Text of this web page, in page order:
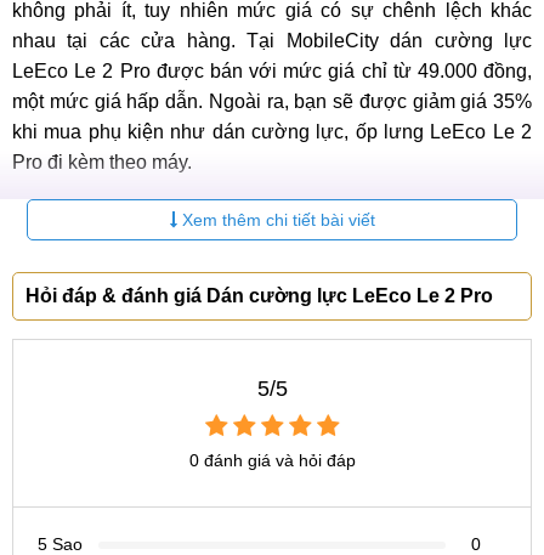
không phải ít, tuy nhiên mức giá có sự chênh lệch khác
nhau tại các cửa hàng. Tại MobileCity dán cường lực
LeEco Le 2 Pro được bán với mức giá chỉ từ 49.000 đồng,
một mức giá hấp dẫn. Ngoài ra, bạn sẽ được giảm giá 35%
khi mua phụ kiện như dán cường lực, ốp lưng LeEco Le 2
Pro đi kèm theo máy.
Hãy liên hệ ngay với chúng tôi hôm nay để mua được sản
phẩm với mức giá hợp lý nhất:
MobileCity địa chỉ mua ốp lưng
LeEco Le 2 Prochính hãng, giá rẻ
tại Hà Nội, TP.HCM
Bạn ở phía bắc Hà Nội: Số 120 Thái Hà, Đống Đa, Hà Nội
0969.122.122 & 0433.120.120
Bạn ở phía nam Hà Nội: Số 15 ngõ 2, Trần Quý Kiên,
Xem thêm chi tiết bài viết
Hỏi đáp & đánh giá Dán cường lực LeEco Le 2 Pro
5/5
0 đánh giá và hỏi đáp
5 Sao
0